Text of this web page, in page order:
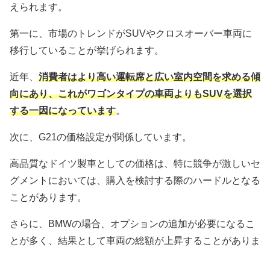
えられます。
第一に、市場のトレンドがSUVやクロスオーバー車両に
移行していることが挙げられます。
近年、 消費者はより高い運転席と広い室内空間を求める傾
向にあり、これがワゴンタイプの車両よりもSUVを選択
する一因になっています。
次に、G21の価格設定が関係しています。
高品質なドイツ製車としての価格は、特に競争が激しいセ
グメントにおいては、購入を検討する際のハードルとなる
ことがあります。
さらに、BMWの場合、オプションの追加が必要になるこ
とが多く、結果として車両の総額が上昇することがありま